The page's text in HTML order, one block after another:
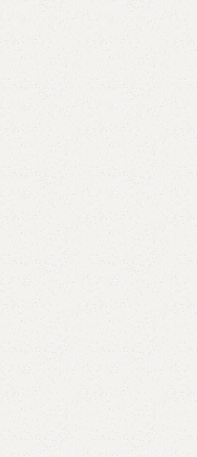
SPB
XPZ ZX